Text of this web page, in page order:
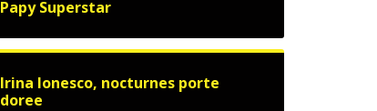
Papy Superstar
Irina Ionesco, nocturnes porte
doree